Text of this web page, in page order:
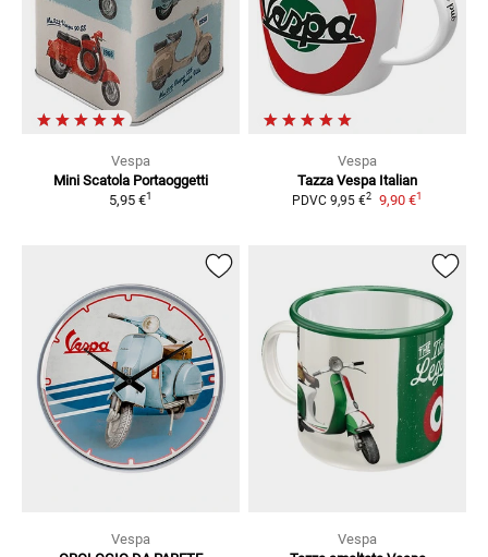
Vespa
Mini Scatola Portaoggetti
5,95 €1
Vespa
Tazza Vespa Italian
PDVC 9,95 €2 9,90 €1
Vespa
Vespa